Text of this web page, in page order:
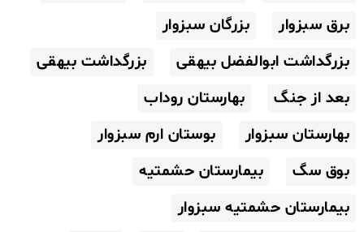
برق سبزوار
بزرگان سبزوار
بزرگداشت ابوالفضل بیهقی
بزرگداشت بیهقی
بعد از جنگ
بهارستان روداب
بهارستان سبزوار
بوستان ارم سبزوار
بوق سگ
بیمارستان حشمتیه
بیمارستان حشمتیه سبزوار